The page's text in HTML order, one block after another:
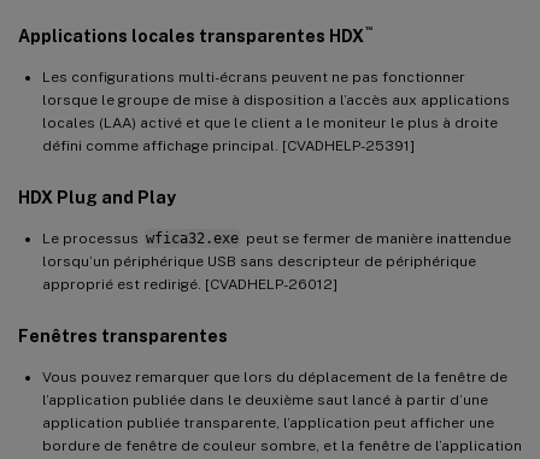
Applications locales transparentes HDX ™
Les configurations multi-écrans peuvent ne pas fonctionner
lorsque le groupe de mise à disposition a l’accès aux applications
locales (LAA) activé et que le client a le moniteur le plus à droite
défini comme affichage principal. [CVADHELP-25391]
HDX Plug and Play
Le processus wfica32.exe peut se fermer de manière inattendue
lorsqu’un périphérique USB sans descripteur de périphérique
approprié est redirigé. [CVADHELP-26012]
Fenêtres transparentes
Vous pouvez remarquer que lors du déplacement de la fenêtre de
l’application publiée dans le deuxième saut lancé à partir d’une
application publiée transparente, l’application peut afficher une
bordure de fenêtre de couleur sombre, et la fenêtre de l’application